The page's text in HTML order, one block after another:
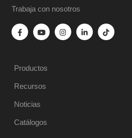
Trabaja con nosotros
Productos
Recursos
Noticias
Catálogos